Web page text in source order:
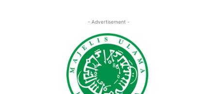
- Advertisement -